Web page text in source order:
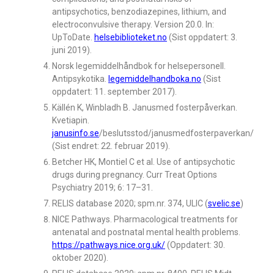
antipsychotics, benzodiazepines, lithium, and
electroconvulsive therapy. Version 20.0. In:
UpToDate. helsebiblioteket.no (Sist oppdatert: 3.
juni 2019).
Norsk legemiddelhåndbok for helsepersonell.
Antipsykotika.
legemiddelhandboka.no (Sist
oppdatert: 11. september 2017).
Källén K, Winbladh B. Janusmed fosterpåverkan.
Kvetiapin.
janusinfo.se/beslutsstod/janusmedfosterpaverkan/
(Sist endret: 22. februar 2019).
Betcher HK, Montiel C et al. Use of antipsychotic
drugs during pregnancy. Curr Treat Options
Psychiatry 2019; 6: 17–31.
RELIS database 2020; spm.nr. 374, ULIC (svelic.se)
NICE Pathways. Pharmacological treatments for
antenatal and postnatal mental health problems.
https://pathways.nice.org.uk/(Oppdatert: 30.
oktober 2020).